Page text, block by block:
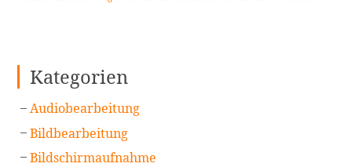
Kategorien
Audiobearbeitung
Bildbearbeitung
Bildschirmaufnahme